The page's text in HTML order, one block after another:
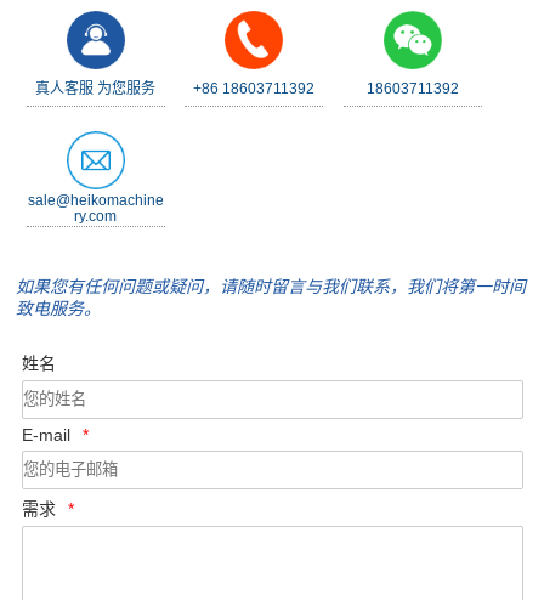
真人客服 为您服务 +86 18603711392 18603711392
sale@heikomachine
ry.com
如果您有任何问题或疑问，请随时留言与我们联系，我们将第一时间
致电服务。
姓名
E-mail *
需求 *